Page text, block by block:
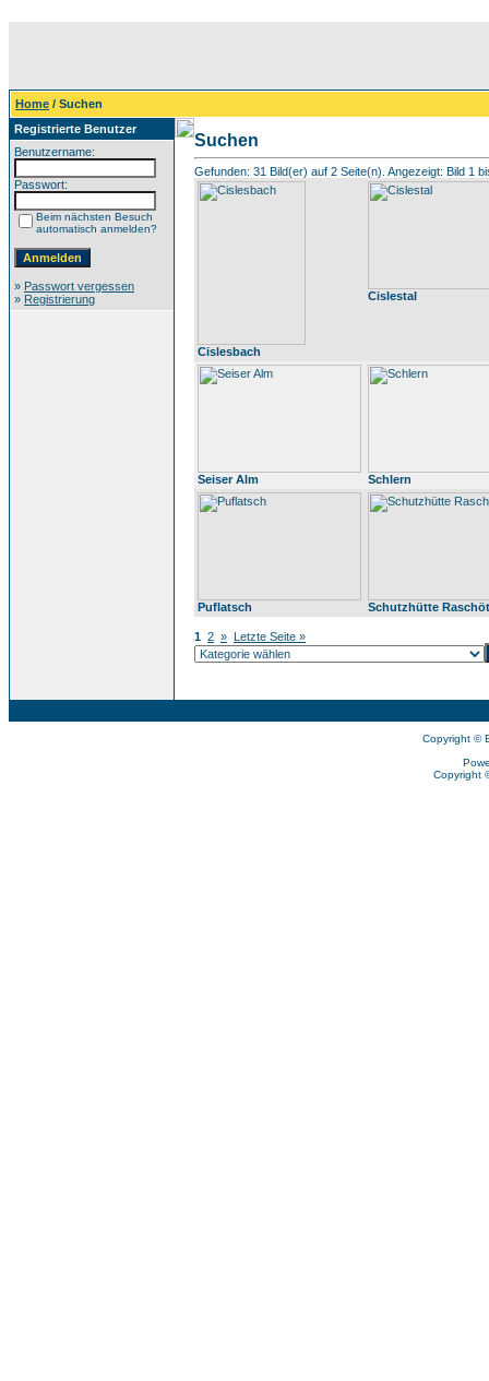
Home / Suchen
Registrierte Benutzer
Benutzername:
Passwort:
Beim nächsten Besuch
automatisch anmelden?
» Passwort vergessen
» Registrierung
Suchen
Gefunden: 31 Bild(er) auf 2 Seite(n). Angezeigt: Bild 1
Cislesbach
Cislestal
Seiser Alm Schlern
Puflatsch Schutzhütte
1 2 » Letzte Seite »
Copyright ©
Copyright